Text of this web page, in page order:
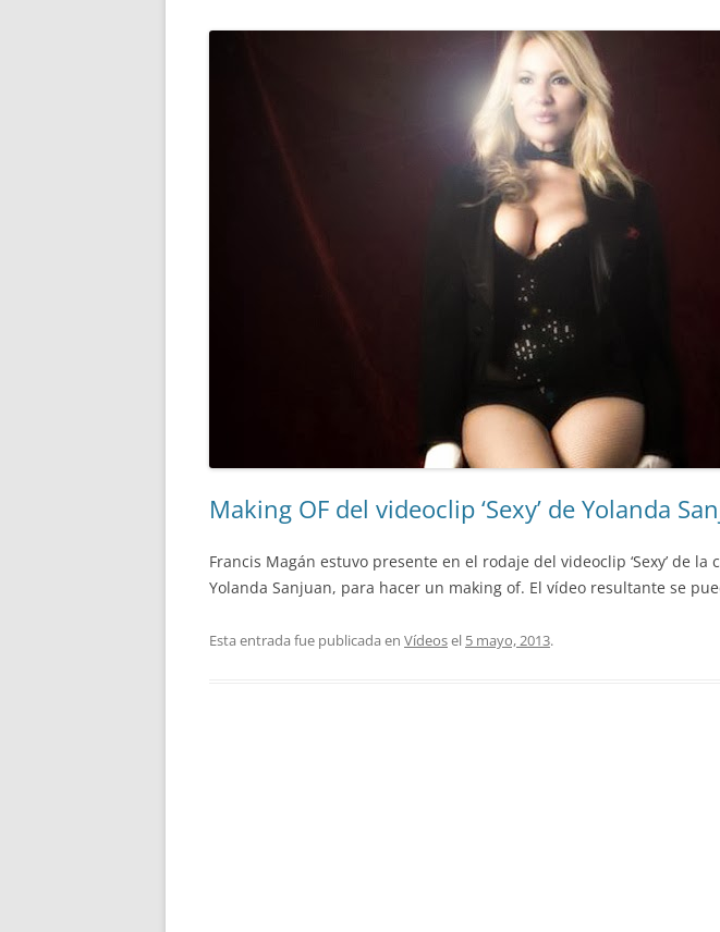
Making OF del videoclip ‘Sexy’ de Yolanda
Francis Magán estuvo presente en el rodaje del videoclip ‘Sexy’ de la
Yolanda Sanjuan, para hacer un making of. El vídeo resultante se
Esta entrada fue publicada en Vídeosel 5 mayo, 2013.